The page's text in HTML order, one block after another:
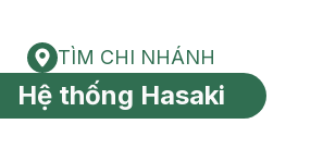
Tìm chi nhánh
TÌM CHI NHÁNH
Hệ thống Hasaki